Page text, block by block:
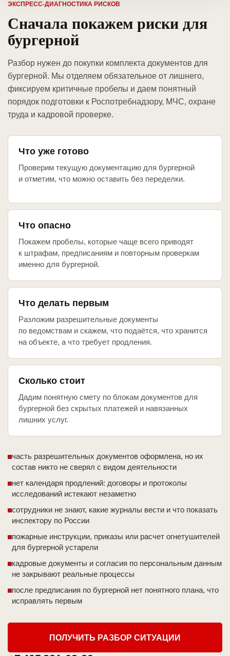
ЭКСПРЕСС-ДИАГНОСТИКА РИСКОВ
Сначала покажем риски для
бургерной
Разбор нужен до покупки комплекта документов для
бургерной. Мы отделяем обязательное от лишнего,
фиксируем критичные пробелы и даем понятный
порядок подготовки к Роспотребнадзору, МЧС, охране
труда и кадровой проверке.
Что уже готово
Проверим текущую документацию для бургерной
и отметим, что можно оставить без переделки.
Что опасно
Покажем пробелы, которые чаще всего приводят
к штрафам, предписаниям и повторным проверкам
именно для бургерной.
Что делать первым
Разложим разрешительные документы
по ведомствам и скажем, что подаётся, что хранится
на объекте, а что требует продления.
Сколько стоит
Дадим понятную смету по блокам документов для
бургерной без скрытых платежей и навязанных
лишних услуг.
часть разрешительных документов оформлена, но их
состав никто не сверял с видом деятельности
нет календаря продлений: договоры и протоколы
исследований истекают незаметно
сотрудники не знают, какие журналы вести и что показать
инспектору по России
пожарные инструкции, приказы или расчет огнетушителей
для бургерной устарели
кадровые документы и согласия по персональным данным
не закрывают реальные процессы
после предписания по бургерной нет понятного плана, что
исправлять первым
ПОЛУЧИТЬ РАЗБОР СИТУАЦИИ